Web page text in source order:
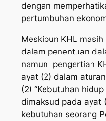
dengan
pertumbuhan
Meskipun KHL
dalam penentuan
namun pengertian
ayat (2) dalam
(2) “Kebutuhan
dimaksud pada ayat
kebutuhan seorang